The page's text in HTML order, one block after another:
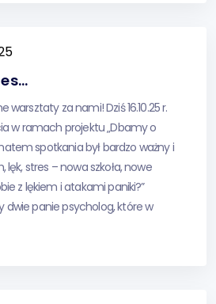
warsztaty za nami! Dziś 16.10.25 r.
w ramach projektu „Dbamy o
spotkania był bardzo ważny i
stres – nowa szkoła, nowe
z lękiem i atakami paniki?”
dwie panie psycholog, które w